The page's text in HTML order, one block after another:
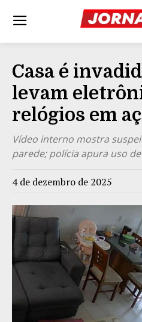
Casa é
levam
relógios em
Vídeo interno mostra
parede; polícia apura uso
4 de dezembro de 2025